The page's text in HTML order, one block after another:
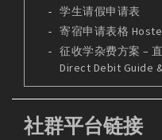
学生请假申请表
寄宿申请表格
征收学杂费方案 –
Direct Debit Guide
社群平台链接